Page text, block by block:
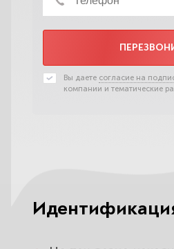
Вы даете согласие на
компании и тематические